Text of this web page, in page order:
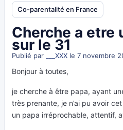
Co-parentalité en France
Cherche a etre
sur le 31
Publié par ___XXX le 7 novembre
Bonjour à toutes,
je cherche à être papa, ayant
très prenante, je n’ai pu avoir
un papa irréprochable, attentif,